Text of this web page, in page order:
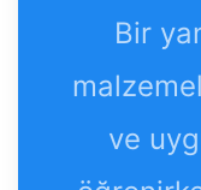
Bir
ve